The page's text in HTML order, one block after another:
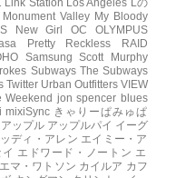
Link Station Los Angeles
Lの
Monument Valley My Bloody
New Girl OC
OLYMPUS
Pretty Reckless
RAID
Samsung
Scott Murphy
Subways The Subways
Twitter Urban Outfitters VIEW
Weekend jon spencer blues
mixiSync きゃりーぱみゅぱ
アップル アップルパイ イーグ
ディ・アレン エイミー・ア
エドワード・ノートン エ
エマ・ワトソン カイルア カフ